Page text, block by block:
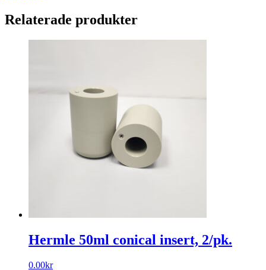
MICROPLATE
PK2
Relaterade produkter
Hermle 50ml conical insert, 2/pk.
0.00kr